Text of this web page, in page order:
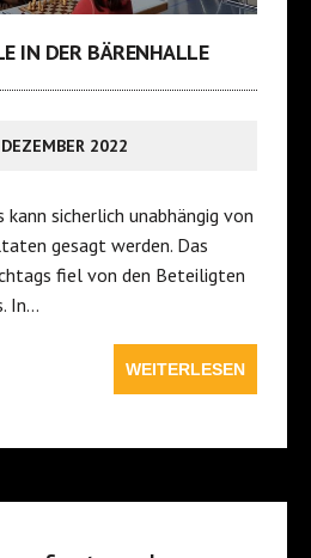
IN DER BÄRENHALLE
2022
sicherlich unabhängig von
gesagt werden. Das
fiel von den Beteiligten
In…
WEITERLESEN